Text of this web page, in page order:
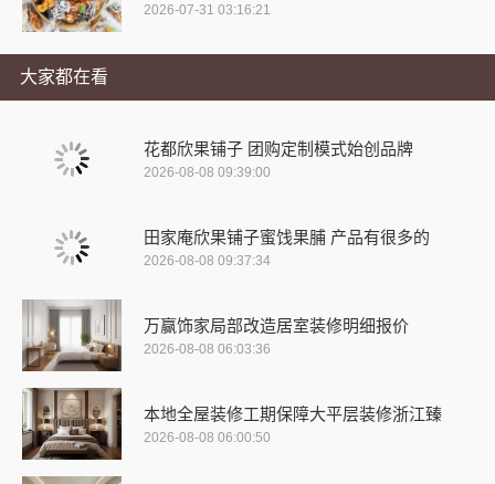
2026-07-31 03:16:21
大家都在看
花都欣果铺子 团购定制模式始创品牌
2026-08-08 09:39:00
田家庵欣果铺子蜜饯果脯 产品有很多的
2026-08-08 09:37:34
万赢饰家局部改造居室装修明细报价
2026-08-08 06:03:36
本地全屋装修工期保障大平层装修浙江臻
2026-08-08 06:00:50